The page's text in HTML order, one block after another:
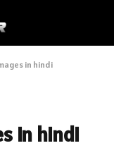
in hindi
in hindi